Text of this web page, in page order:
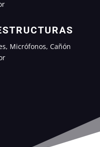
Micrófonos, Cañón